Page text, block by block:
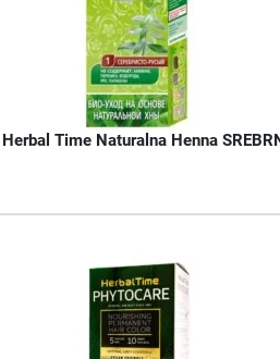
Herbal Time Naturalna Henna